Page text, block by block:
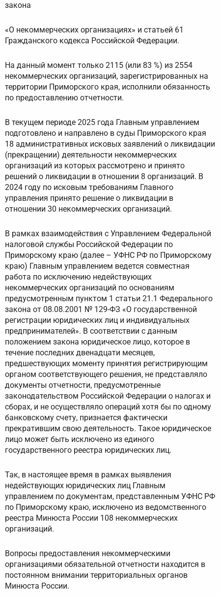
закона
«О некоммерческих организациях» и статьей 61
Гражданского кодекса Российской Федерации.
На данный момент только 2115 (или 83 %) из 2554
некоммерческих организаций, зарегистрированных на
территории Приморского края, исполнили обязанность
по предоставлению отчетности.
В текущем периоде 2025 года Главным управлением
подготовлено и направлено в суды Приморского края
18 административных исковых заявлений о ликвидации
(прекращении) деятельности некоммерческих
организаций из которых рассмотрено и принято
решений о ликвидации в отношении 8 организаций. В
2024 году по исковым требованиям Главного
управления принято решение о ликвидации в
отношении 30 некоммерческих организаций.
В рамках взаимодействия с Управлением Федеральной
налоговой службы Российской Федерации по
Приморскому краю (далее – УФНС РФ по Приморскому
краю) Главным управлением ведется совместная
работа по исключению недействующих
некоммерческих организаций по основаниям
предусмотренным пунктом 1 статьи 21.1 Федерального
закона от 08.08.2001 № 129-ФЗ «О государственной
регистрации юридических лиц и индивидуальных
предпринимателей». В соответствии с данным
положением закона юридическое лицо, которое в
течение последних двенадцати месяцев,
предшествующих моменту принятия регистрирующим
органом соответствующего решения, не представляло
документы отчетности, предусмотренные
законодательством Российской Федерации о налогах и
сборах, и не осуществляло операций хотя бы по одному
банковскому счету, признается фактически
прекратившим свою деятельность. Такое юридическое
лицо может быть исключено из единого
государственного реестра юридических лиц.
Так, в настоящее время в рамках выявления
недействующих юридических лиц Главным
управлением по документам, представленным УФНС РФ
по Приморскому краю, исключено из ведомственного
реестра Минюста России 108 некоммерческих
организаций.
Вопросы предоставления некоммерческими
организациями обязательной отчетности находится в
постоянном внимании территориальных органов
Минюста России.